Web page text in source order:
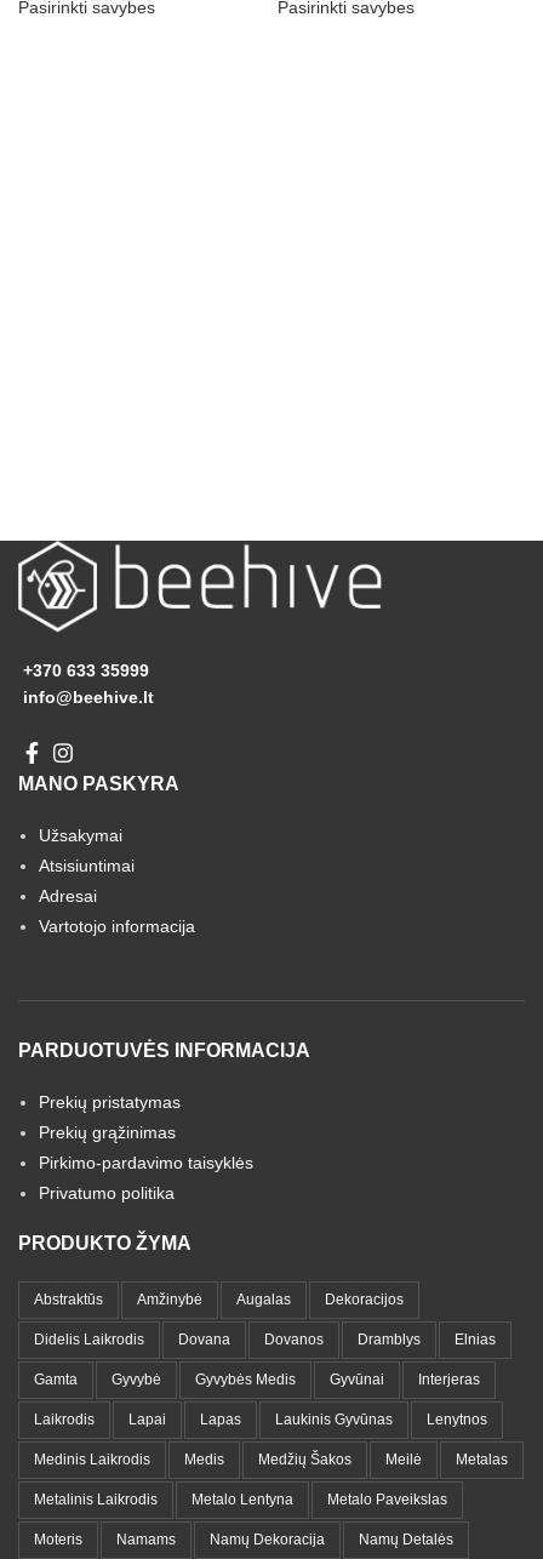
Pasirinkti savybes
Pasirinkti savybes
+370 633 35999
info@beehive.lt
MANO PASKYRA
Užsakymai
Atsisiuntimai
Adresai
Vartotojo informacija
PARDUOTUVĖS INFORMACIJA
Prekių pristatymas
Prekių grąžinimas
Pirkimo-pardavimo taisyklės
Privatumo politika
PRODUKTO ŽYMA
Abstraktūs Amžinybė Augalas Dekoracijos
Didelis Laikrodis Dovana Dovanos Dramblys Elnias
Gamta Gyvybė Gyvybės Medis Gyvūnai Interjeras
Laikrodis Lapai Lapas Laukinis Gyvūnas Lenytnos
Medinis Laikrodis Medis Medžių Šakos Meilė Metalas
Metalinis Laikrodis Metalo Lentyna Metalo Paveikslas
Moteris Namams Namų Dekoracija Namų Detalės